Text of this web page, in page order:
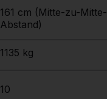
161 cm (Mitte-zu-Mitte-
Abstand)
1135 kg
10